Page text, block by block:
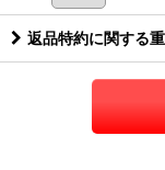
返品特約に関する